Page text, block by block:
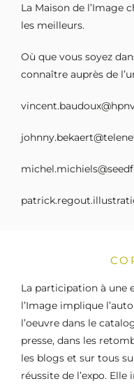
La Maison de l’Image
les meilleurs.
Où que vous soyez
connaître auprès de
La participation à une
l’Image implique
l’oeuvre dans le
presse, dans les
les blogs et sur tous
réussite de l’expo.